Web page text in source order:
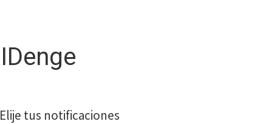
IDenge
Elije tus notificaciones